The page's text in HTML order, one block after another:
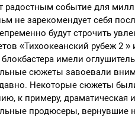
радостным событие для
не зарекомендует себя
будут строчить
«Тихоокеанский рубеж 2
имели
сюжеты завоевали
Некоторые сюжеты
к примеру, драматическая
продюсеры, вернувшие